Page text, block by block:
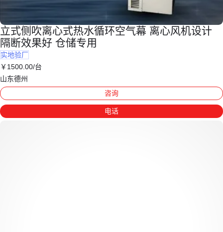
立式侧吹离心式热水循环空气幕 离心风机设计
隔断效果好 仓储专用
实地验厂
￥ 1500 .00/台
山东德州
咨询
电话